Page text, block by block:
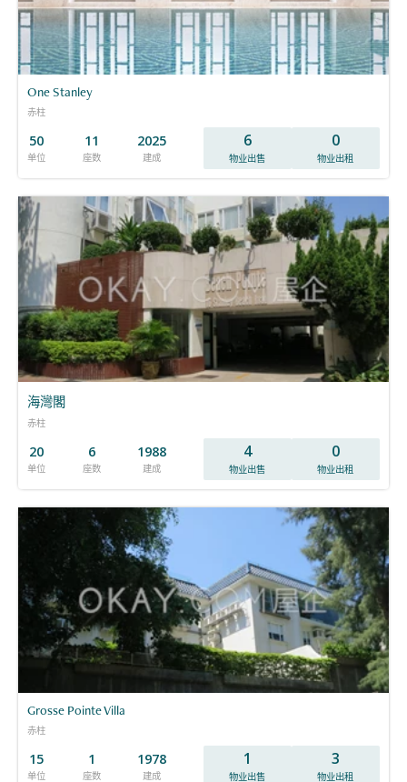
One Stanley
赤柱
50
单位
11
座数
2025
建成
6
物业出售
0
物业出租
海灣閣
赤柱
20
单位
6
座数
1988
建成
4
物业出售
0
物业出租
Grosse Pointe Villa
赤柱
15
单位
1
座数
1978
建成
1
物业出售
3
物业出租